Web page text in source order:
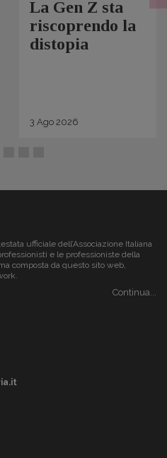
La Gen Z sta
riscoprendo la
distopia
3 Ago 2026
ufficiale dell’Associazione Italiana
e le professioniste della
composta da questo sito web,
Continua...